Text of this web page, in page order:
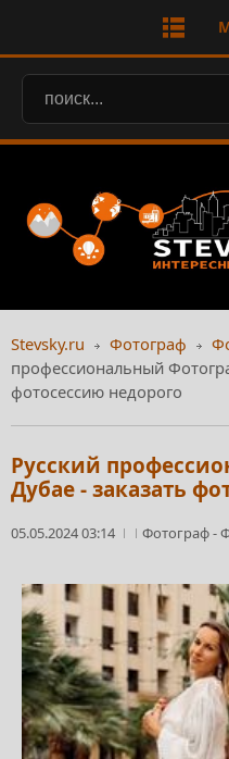
Stevsky.ru Фотограф
профессиональный
фотосессию недорого
Русский
Дубае - заказать
05.05.2024 03:14 Фотограф-